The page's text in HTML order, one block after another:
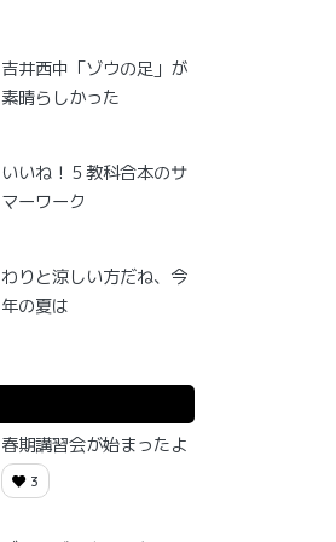
吉井西中「ゾウの足」が
素晴らしかった
いいね！５教科合本のサ
マーワーク
わりと涼しい方だね、今
年の夏は
春期講習会が始まったよ
3